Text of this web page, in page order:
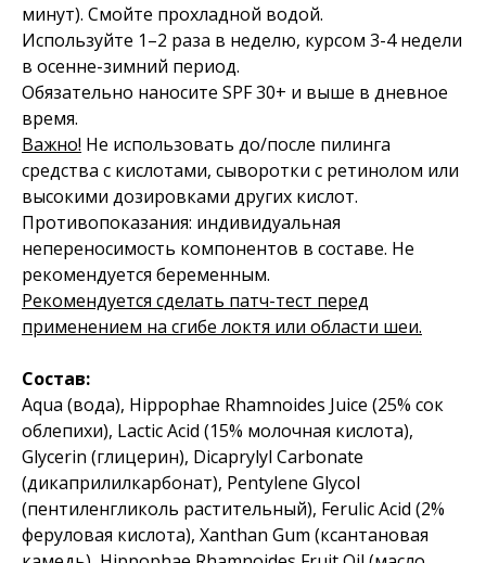
минут). Смойте прохладной водой.
Используйте 1–2 раза в неделю, курсом 3-4 недели
в осенне-зимний период.
Обязательно наносите SPF 30+ и выше в дневное
время.
Важно! Не использовать до/после пилинга
средства с кислотами, сыворотки с ретинолом или
высокими дозировками других кислот.
Противопоказания: индивидуальная
непереносимость компонентов в составе. Не
рекомендуется беременным.
Рекомендуется сделать патч-тест перед
применением на сгибе локтя или области шеи.
Состав:
Aqua (вода), Hippophae Rhamnoides Juice (25% сок
облепихи), Lactic Acid (15% молочная кислота),
Glycerin (глицерин), Dicaprylyl Carbonate
(дикаприлилкарбонат), Pentylene Glycol
(пентиленгликоль растительный), Ferulic Acid (2%
феруловая кислота), Xanthan Gum (ксантановая